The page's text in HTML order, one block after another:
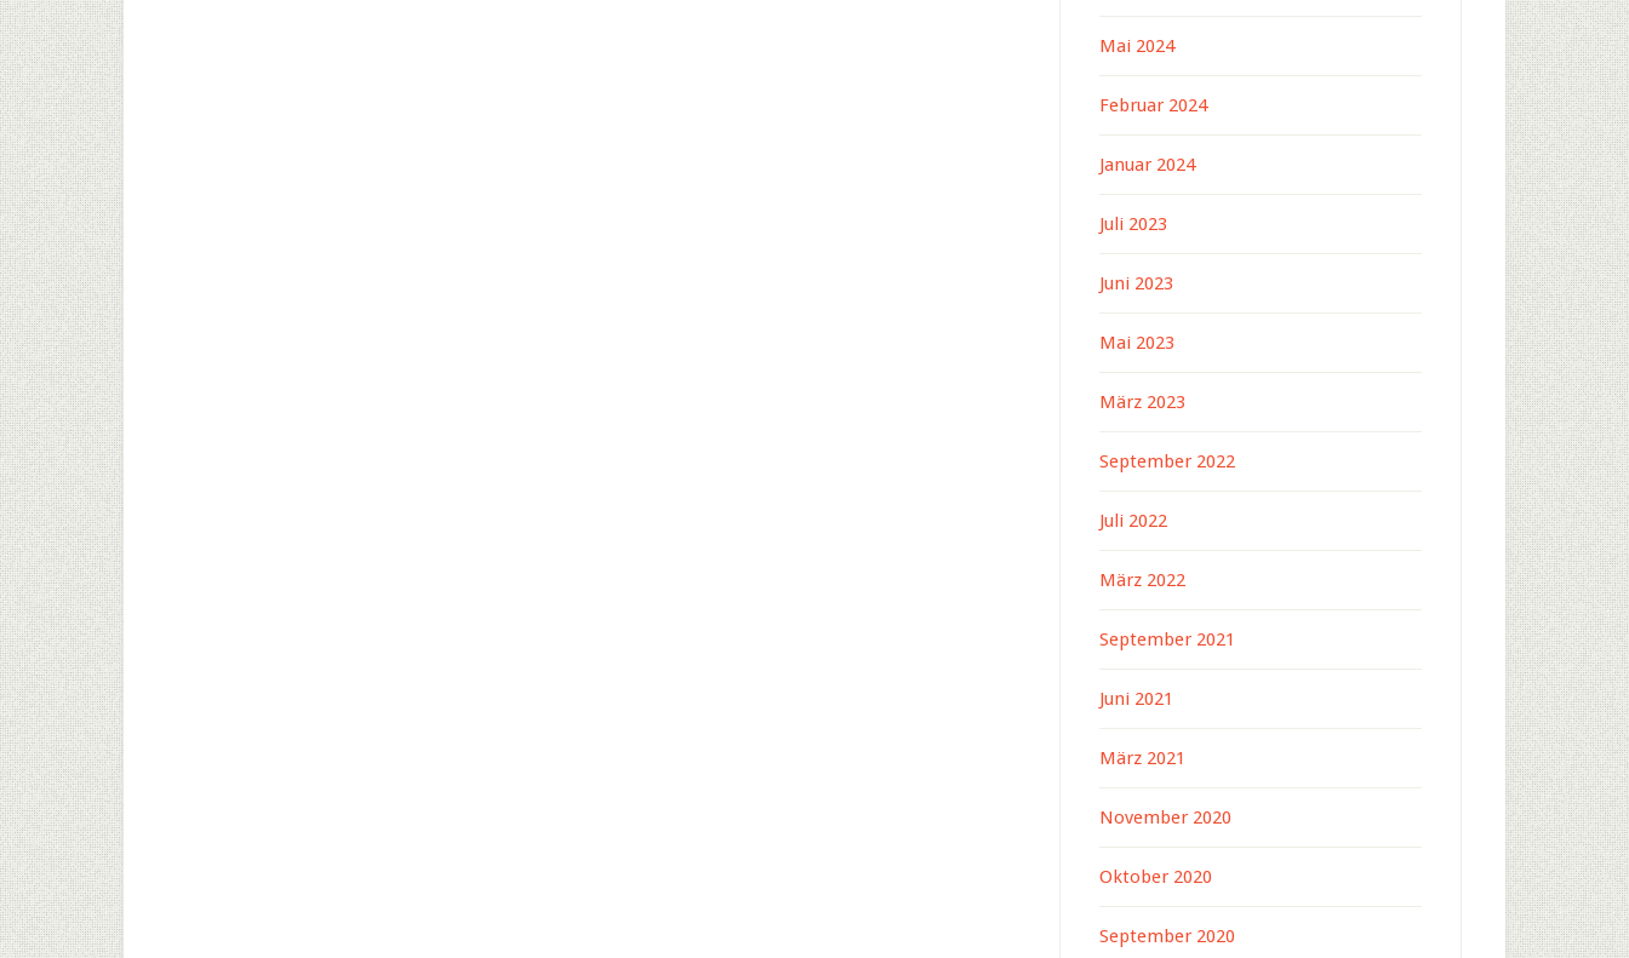
Mai 2024
Februar 2024
Januar 2024
Juli 2023
Juni 2023
Mai 2023
März 2023
September 2022
Juli 2022
März 2022
September 2021
Juni 2021
März 2021
November 2020
Oktober 2020
September 2020